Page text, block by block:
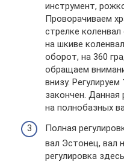
инструмент,
Проворачиваем
стрелке
на шкиве
оборот, на 360
обращаем
внизу. Регулируем
закончен. Данная
на полнобазных
Полная
вал Эстонец, вал
регулировка